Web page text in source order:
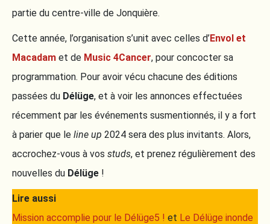
partie du centre-ville de Jonquière.
Cette année, l’organisation s’unit avec celles d’Envol et
Macadam et de Music 4Cancer, pour concocter sa
programmation. Pour avoir vécu chacune des éditions
passées du Délüge, et à voir les annonces effectuées
récemment par les événements susmentionnés, il y a fort
à parier que le line up 2024 sera des plus invitants. Alors,
accrochez-vous à vos studs, et prenez régulièrement des
nouvelles du Délüge !
Lire aussi
Mission accomplie pour le Délüge5 ! et Le Délüge inonde